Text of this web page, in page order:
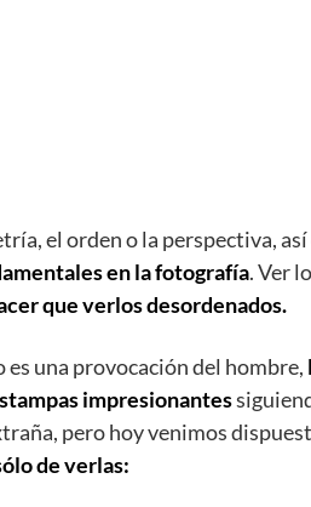
el orden o la perspectiva,
en la fotografía. Ver
que verlos desordenados.
es una provocación del hombre,
impresionantes
pero hoy venimos
de verlas: